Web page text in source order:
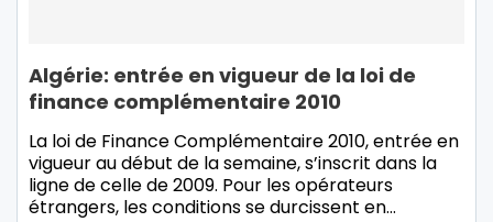
Algérie: entrée en vigueur de la loi de
finance complémentaire 2010
La loi de Finance Complémentaire 2010, entrée en
vigueur au début de la semaine, s’inscrit dans la
ligne de celle de 2009. Pour les opérateurs
étrangers, les conditions se durcissent en…